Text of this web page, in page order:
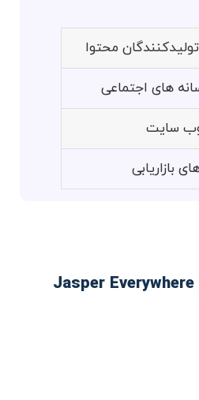
تولیدکنندگان محتوا
های اجتماعی
سایت
بازاریابی
بیشترین استفاده از Jasper Everywhere